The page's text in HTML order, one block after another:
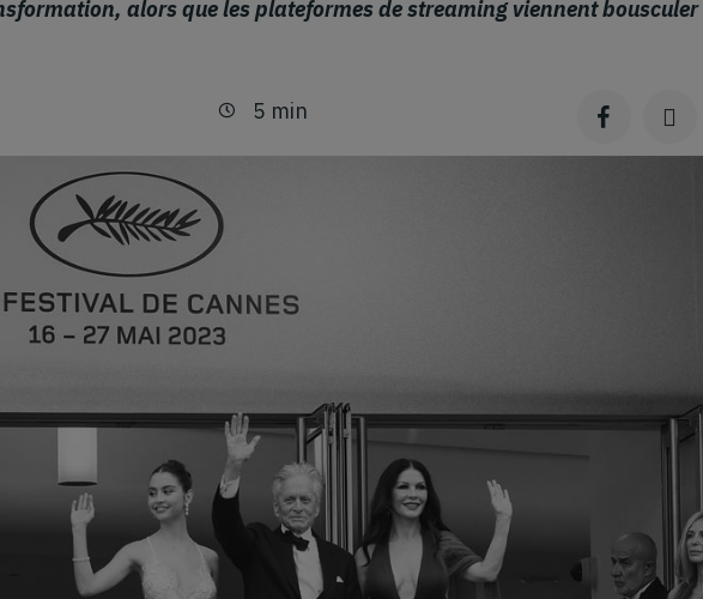
alors que les plateformes de streaming viennent bousculer
Temps de lecture
5 min